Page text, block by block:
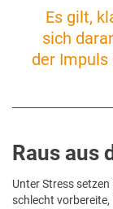
Es gilt,
sich
der
Raus aus
Unter Stress
schlecht vorbereite,